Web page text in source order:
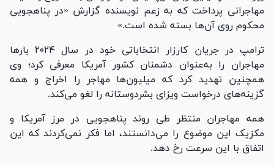
مهاجرانی پرداخت که به زعم نویسنده گزارش «در پناهجویی
محکوم روی آن‌ها بسته شده است.»
ترامپ در جریان کارزار انتخاباتی خود در سال ۲۰۲۴ بار‌ها
مهاجران را به‌عنوان دشمنان کشور آمریکا معرفی کرد؛ وی
همچنین تهدید کرد که میلیون‌ها مهاجر را اخراج و همه
گزینه‌های درخواست ویزای بشردوستانه را لغو می‌کند.
همه مهاجران منتظر طی روند پناهجویی در مرز آمریکا و
مکزیک این موضوع را می‌دانستند، اما فکر نمی‌کردند که این
اتفاق با این سرعت رخ دهد.